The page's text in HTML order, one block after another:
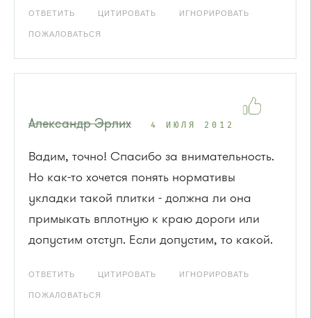
ОТВЕТИТЬ ЦИТИРОВАТЬ ИГНОРИРОВАТЬ
ПОЖАЛОВАТЬСЯ
Александр Эрлих 4 ИЮЛЯ 2012
Вадим, точно! Спасибо за внимательность.
Но как-то хочется понять нормативы
укладки такой плитки - должна ли она
примыкать вплотную к краю дороги или
допустим отступ. Если допустим, то какой.
ОТВЕТИТЬ ЦИТИРОВАТЬ ИГНОРИРОВАТЬ
ПОЖАЛОВАТЬСЯ